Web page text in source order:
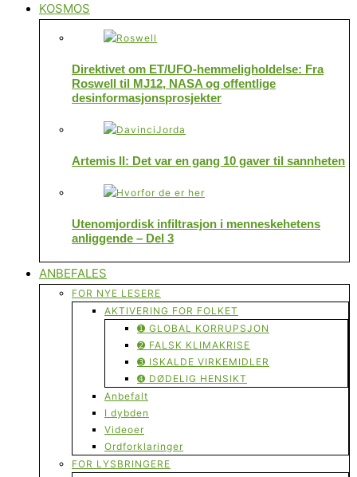
KOSMOS
Direktivet om ET/UFO-hemmeligholdelse: Fra
Roswell til MJ12, NASA og offentlige
desinformasjonsprosjekter
Artemis II: Det var en gang 10 gaver til sannheten
Utenomjordisk infiltrasjon i menneskehetens
anliggende – Del 3
ANBEFALES
FOR NYE LESERE
AKTIVERING FOR FOLKET
➊ GLOBAL KORRUPSJON
➋ FALSK KLIMAKRISE
➌ ISKALDE VIRKEMIDLER
➍ DØDELIG HENSIKT
Anbefalt
I dybden
Videoer
Ordforklaringer
FOR LYSBRINGERE